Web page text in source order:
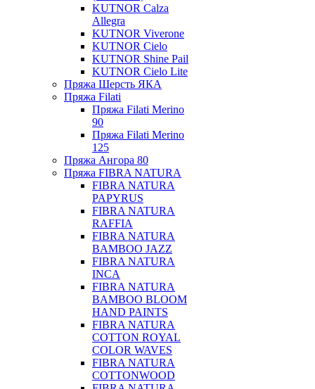
KUTNOR Calza
Allegra
KUTNOR Viverone
KUTNOR Cielo
KUTNOR Shine Pail
KUTNOR Cielo Lite
Пряжа Шерсть ЯКА
Пряжа Filati
Пряжа Filati Merino
90
Пряжа Filati Merino
125
Пряжа Ангора 80
Пряжа FIBRA NATURA
FIBRA NATURA
PAPYRUS
FIBRA NATURA
RAFFIA
FIBRA NATURA
BAMBOO JAZZ
FIBRA NATURA
INCA
FIBRA NATURA
BAMBOO BLOOM
HAND PAINTS
FIBRA NATURA
COTTON ROYAL
COLOR WAVES
FIBRA NATURA
COTTONWOOD